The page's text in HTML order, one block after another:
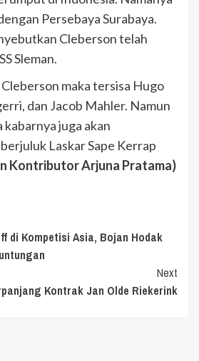
Persebaya Surabaya.
Cleberson telah
Sleman.
maka tersisa Hugo
dan Jacob Mahler. Namun
kabarnya juga akan
Laskar Sape Kerrap
Kontributor Arjuna Pratama)
di Kompetisi Asia, Bojan Hodak
Next
Kontrak Jan Olde Riekerink